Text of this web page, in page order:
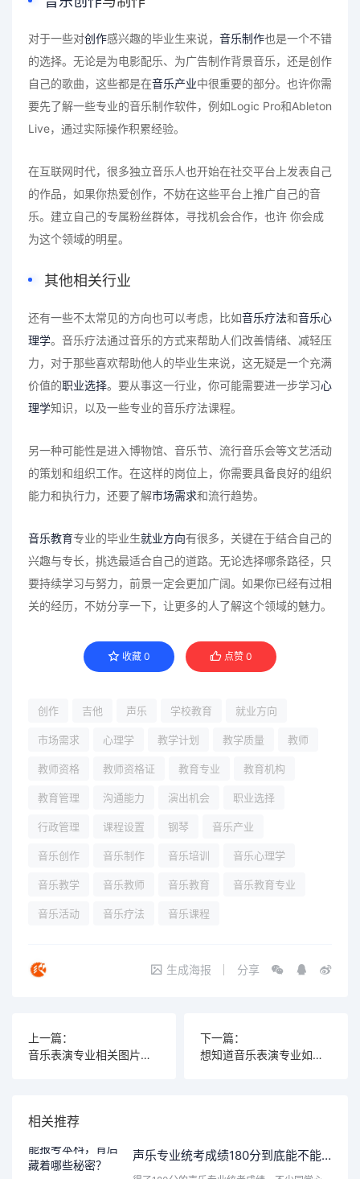
对于一些对创作感兴趣的毕业生来说， 音乐制作也是一个不错
的选择。无论是为电影配乐、为广告制作背景音乐，还是创作
自己的歌曲，这些都是在音乐产业中很重要的部分。也许你需
要先了解一些专业的音乐制作软件，例如Logic Pro和Ableton
Live，通过实际操作积累经验。
在互联网时代，很多独立音乐人也开始在社交平台上发表自己
的作品，如果你热爱创作，不妨在这些平台上推广自己的音
乐。建立自己的专属粉丝群体，寻找机会合作，也许 你会成
为这个领域的明星。
其他相关行业
还有一些不太常见的方向也可以考虑，比如音乐疗法和音乐心
理学。音乐疗法通过音乐的方式来帮助人们改善情绪、减轻压
力，对于那些喜欢帮助他人的毕业生来说，这无疑是一个充满
价值的职业选择。要从事这一行业，你可能需要进一步学习心
理学知识，以及一些专业的音乐疗法课程。
另一种可能性是进入博物馆、音乐节、流行音乐会等文艺活动
的策划和组织工作。在这样的岗位上，你需要具备良好的组织
能力和执行力，还要了解市场需求和流行趋势。
音乐教育专业的毕业生就业方向有很多，关键在于结合自己的
兴趣与专长，挑选最适合自己的道路。无论选择哪条路径，只
要持续学习与努力，前景一定会更加广阔。如果你已经有过相
关的经历，不妨分享一下，让更多的人了解这个领域的魅力。
收藏 0 点赞 0
创作 吉他 声乐 学校教育 就业方向
市场需求 心理学 教学计划 教学质量 教师
教师资格 教师资格证 教育专业 教育机构
教育管理 沟通能力 演出机会 职业选择
行政管理 课程设置 钢琴 音乐产业
音乐创作 音乐制作 音乐培训 音乐心理学
音乐教学 音乐教师 音乐教育 音乐教育专业
音乐活动 音乐疗法 音乐课程
生成海报 分享
上一篇：
音乐表演专业相关图片如何提升你的艺术表现力？掌握这几招让创作更出彩！
下一篇：
想知道音乐表演专业如何通过创意短视频吸引目光吗？
相关推荐
声乐专业统考成绩180分到底能不能报考本科，背后藏着哪些秘密？